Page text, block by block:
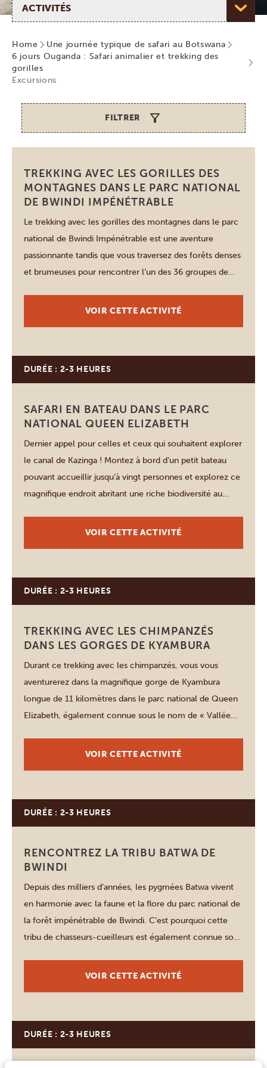
Home
Une journée typique de safari au Botswana
6 jours Ouganda : Safari animalier et trekking des
gorilles
Excursions
FILTRER
Forêt impénétrable de Bwindi
TREKKING AVEC LES GORILLES DES
MONTAGNES DANS LE PARC NATIONAL
DE BWINDI IMPÉNÉTRABLE
Le trekking avec les gorilles des montagnes dans le parc
national de Bwindi Impénétrable est une aventure
passionnante tandis que vous traversez des forêts denses
et brumeuses pour rencontrer l’un des 36 groupes de
selon le secteur du parc que vous choisissez- Rushaga,
VOIR CETTE ACTIVITÉ
DURÉE : 2-3 HEURES
SAFARI EN BATEAU DANS LE PARC
NATIONAL QUEEN ELIZABETH
Dernier appel pour celles et ceux qui souhaitent explorer
le canal de Kazinga ! Montez à bord d’un petit bateau
pouvant accueillir jusqu’à vingt personnes et explorez ce
magnifique endroit abritant une riche biodiversité au
Situé dans le parc national Queen Elizabeth, le canal de
VOIR CETTE ACTIVITÉ
DURÉE : 2-3 HEURES
TREKKING AVEC LES CHIMPANZÉS
DANS LES GORGES DE KYAMBURA
Durant ce trekking avec les chimpanzés, vous vous
aventurerez dans la magnifique gorge de Kyambura
longue de 11 kilomètres dans le parc national de Queen
Elizabeth, également connue sous le nom de « Vallée
vous vous frayez un chemin au travers de la forêt
VOIR CETTE ACTIVITÉ
DURÉE : 2-3 HEURES
RENCONTREZ LA TRIBU BATWA DE
BWINDI
Depuis des milliers d’années, les pygmées Batwa vivent
en harmonie avec la faune et la flore du parc national de
la forêt impénétrable de Bwindi. C’est pourquoi cette
tribu de chasseurs-cueilleurs est également connue sous
rencontre très spéciale, vous pourrez en apprendre
VOIR CETTE ACTIVITÉ
DURÉE : 2-3 HEURES